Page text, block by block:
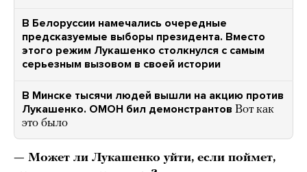
В Белоруссии намечались очередные
предсказуемые выборы президента. Вместо
этого режим Лукашенко столкнулся с самым
серьезным вызовом в своей истории
В Минске тысячи людей вышли на акцию против
Лукашенко. ОМОН бил демонстрантов Вот как
это было
— Может ли Лукашенко уйти, если поймет,